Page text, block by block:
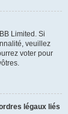
Limited. Si
veuillez
voter pour
légaux liés